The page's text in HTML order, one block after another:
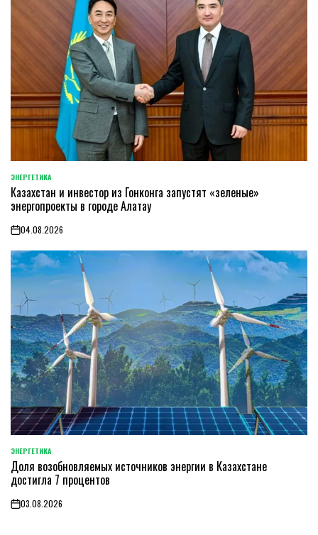
POSTED
IN
ЭНЕРГЕТИКА
Казахстан и инвестор из Гонконга запустят «зеленые»
энергопроекты в городе Алатау
on04.08.2026
POSTED
IN
ЭНЕРГЕТИКА
Доля возобновляемых источников энергии в Казахстане
достигла 7 процентов
on03.08.2026